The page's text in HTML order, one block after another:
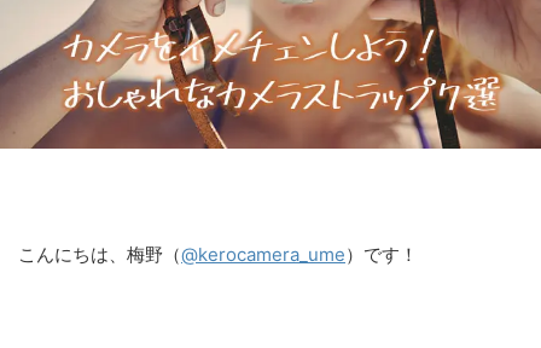
こんにちは、梅野（@kerocamera_ume）です！